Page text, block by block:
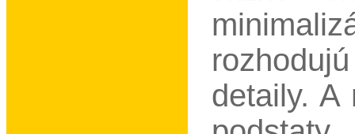
detaily.